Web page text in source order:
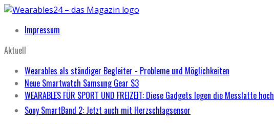
Impressum
Aktuell
Wearables als ständiger Begleiter - Probleme und Möglichkeiten
Neue Smartwatch Samsung Gear S3
WEARABLES FÜR SPORT UND FREIZEIT: Diese Gadgets legen die Messlatte hoch
Sony SmartBand 2: Jetzt auch mit Herzschlagsensor